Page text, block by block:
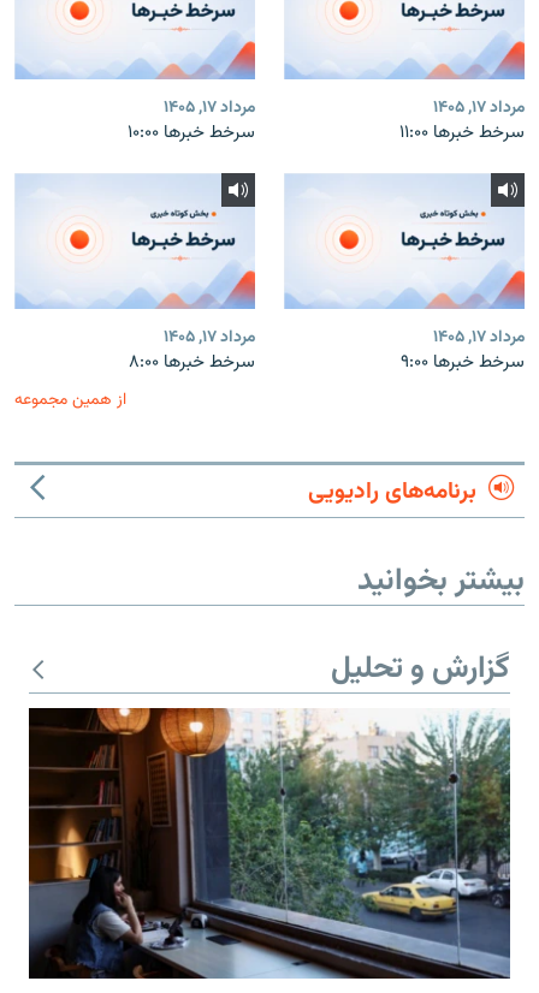
مرداد ۱۷, ۱۴۰۵
سرخط خبرها ۱۱:۰۰
مرداد ۱۷, ۱۴۰۵
سرخط خبرها ۱۰:۰۰
مرداد ۱۷, ۱۴۰۵
سرخط خبرها ۹:۰۰
مرداد ۱۷, ۱۴۰۵
سرخط خبرها ۸:۰۰
از همین مجموعه
برنامه‌های رادیویی
بیشتر بخوانید
گزارش و تحلیل